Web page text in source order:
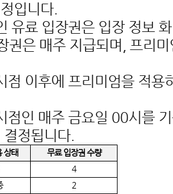
입니다.
유료 입장권은 입장 정보
권은 매주 지급되며, 프리
점 이후에 프리미엄을 적용
점인 매주 금요일 00시를
결정됩니다.
상태
무료 입장권 수량
4
2